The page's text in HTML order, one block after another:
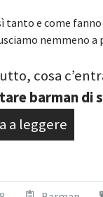
tanto e come
nemmeno a
cosa
barman di
a leggere